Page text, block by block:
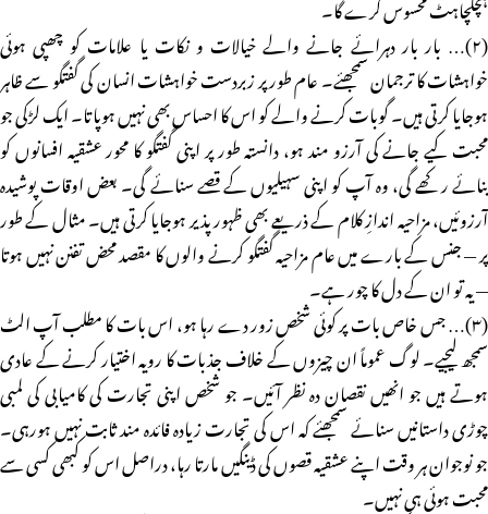
(۲)… بار بار دہرائے جانے والے خیالات و نکات یا علامات کو چھپی ہوئی
خواہشات کا ترجمان سمجھئے۔ عام طور پر زبردست خواہشات انسان کی گفتگو سے ظاہر
ہوجایا کرتی ہیں۔ گوبات کرنے والے کو اس کا احساس بھی نہیں ہوپاتا۔ ایک لڑکی جو
محبت کیے جانے کی آرزو مند ہو، دانستہ طور پر اپنی گفتگو کا محور عشقیہ افسانوں کو
بنائے رکھے گی، وہ آپ کو اپنی سہیلیوں کے قصے سنائے گی۔ بعض اوقات پوشیدہ
آرزوئیں، مزاحیہ اندازِ کلام کے ذریعے بھی ظہور پذیر ہوجایا کرتی ہیں۔ مثال کے طور
پر — جنس کے بارے میں عام مزاحیہ گفتگو کرنے والوں کا مقصد محض تفنن نہیں ہوتا
— یہ تو ان کے دل کا چور ہے۔
(۳)… جس خاص بات پر کوئی شخص زور دے رہا ہو، اس بات کا مطلب آپ الٹ
سمجھ لیجیے۔ لوگ عموماً ان چیزوں کے خلاف جذبات کا رویہ اختیار کرنے کے عادی
ہوتے ہیں جو انھیں نقصان دہ نظر آئیں۔ جو شخص اپنی تجارت کی کامیابی کی لمبی
چوڑی داستانیں سنائے سمجھئے کہ اس کی تجارت زیادہ فائدہ مند ثابت نہیں ہورہی۔
جو نوجوان ہر وقت اپنے عشقیہ قصوں کی ڈینگیں مارتا رہا، دراصل اس کو کبھی کسی سے
محبت ہوئی ہی نہیں۔